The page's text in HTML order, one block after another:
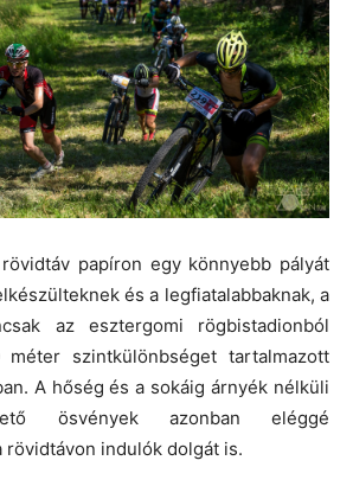
papíron egy könnyebb pályát
és a legfiatalabbaknak, a
az esztergomi rögbistadionból
szintkülönbséget tartalmazott
A hőség és a sokáig árnyék nélküli
ösvények azonban eléggé
rövidtávon indulók dolgát is.